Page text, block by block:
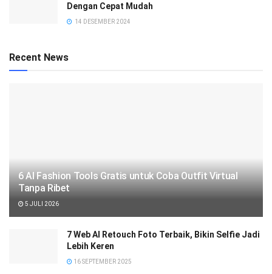
Dengan Cepat Mudah
14 DESEMBER 2024
Recent News
6 AI Fashion Tools Gratis untuk Coba Outfit Virtual
Tanpa Ribet
5 JULI 2026
7 Web AI Retouch Foto Terbaik, Bikin Selfie Jadi
Lebih Keren
16 SEPTEMBER 2025